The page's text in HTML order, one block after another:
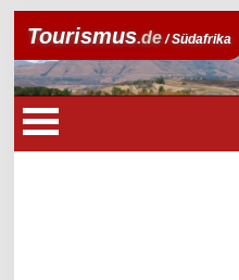
Tourismus.de/ Südafrika